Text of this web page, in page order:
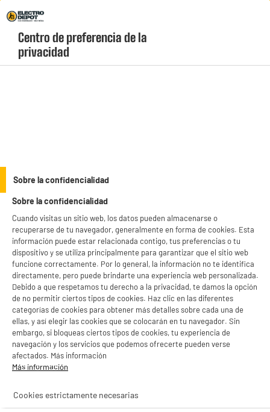
Menú
geolocation-header-icon-text
account
2.100 mAh
product_anchor_characteristics
Rechazar todas
BIENVENIDO a ELECTRO
Centro de preferencia de la
privacidad
Sobre la confidencialidad
Sobre la confidencialidad
Cuando visitas un sitio web, los datos pueden almacenarse o
recuperarse de tu navegador, generalmente en forma de cookies. Esta
información puede estar relacionada contigo, tus preferencias o tu
dispositivo y se utiliza principalmente para garantizar que el sitio web
funcione correctamente. Por lo general, la información no te identifica
directamente, pero puede brindarte una experiencia web personalizada.
Debido a que respetamos tu derecho a la privacidad, te damos la opción
de no permitir ciertos tipos de cookies. Haz clic en las diferentes
categorías de cookies para obtener más detalles sobre cada una de
ellas, y así elegir las cookies que se colocarán en tu navegador. Sin
embargo, si bloqueas ciertos tipos de cookies, tu experiencia de
navegación y los servicios que podemos ofrecerte pueden verse
afectados. Más información
Más información
Cookies estrictamente necesarias